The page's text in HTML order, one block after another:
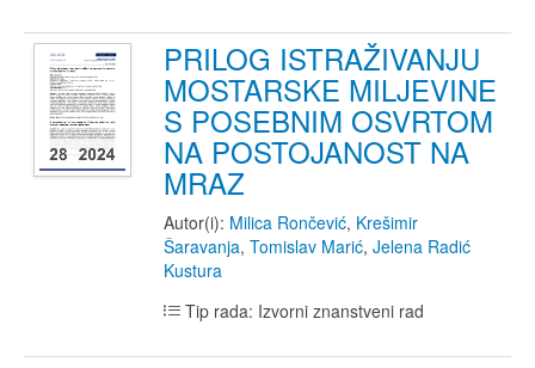
PRILOG ISTRAŽIVANJU
MOSTARSKE MILJEVINE
S POSEBNIM OSVRTOM
NA POSTOJANOST NA
MRAZ
Autor(i): Milica Rončević, Krešimir
Šaravanja, Tomislav Marić, Jelena Radić
Kustura
Tip rada: Izvorni znanstveni rad